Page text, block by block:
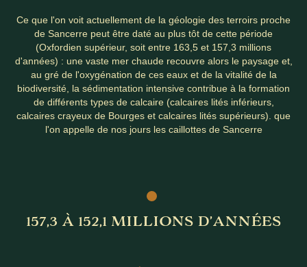
Ce que l'on voit actuellement de la géologie des terroirs proche
de Sancerre peut être daté au plus tôt de cette période
(Oxfordien supérieur, soit entre 163,5 et 157,3 millions
d'années) : une vaste mer chaude recouvre alors le paysage et,
au gré de l'oxygénation de ces eaux et de la vitalité de la
biodiversité, la sédimentation intensive contribue à la formation
de différents types de calcaire (calcaires lités inférieurs,
calcaires crayeux de Bourges et calcaires lités supérieurs). que
l'on appelle de nos jours les caillottes de Sancerre
157,3 À 152,1 MILLIONS D’ANNÉES